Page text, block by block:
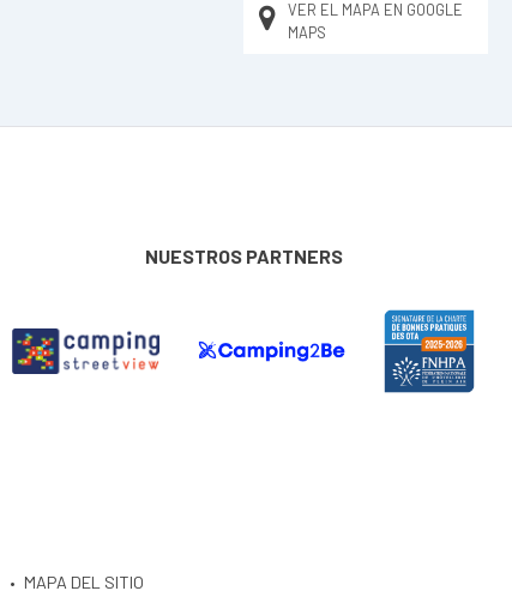
VER EL MAPA EN GOOGLE
MAPS
NUESTROS PARTNERS
MAPA DEL SITIO